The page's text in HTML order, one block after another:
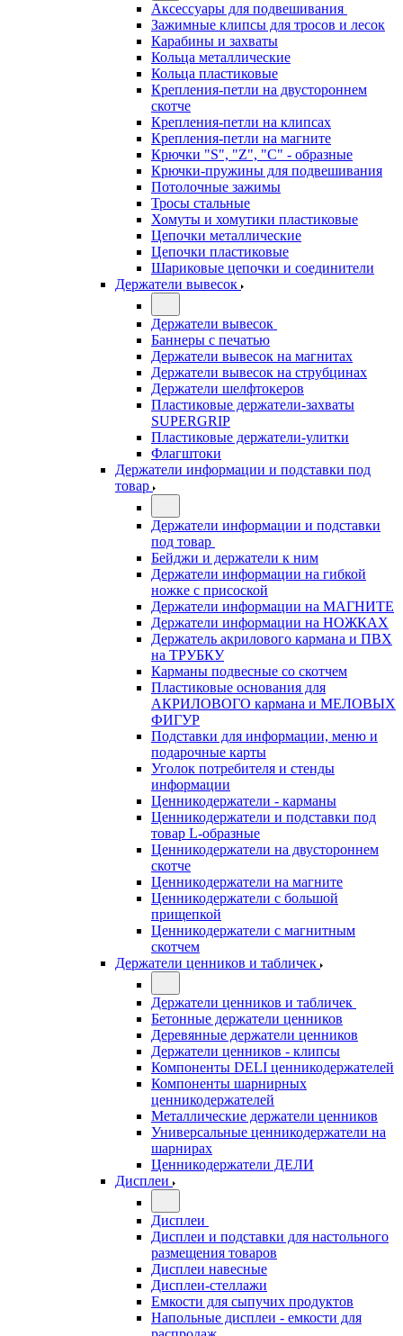
Аксессуары для подвешивания
Зажимные клипсы для тросов и лесок
Карабины и захваты
Кольца металлические
Кольца пластиковые
Крепления-петли на двустороннем
скотче
Крепления-петли на клипсах
Крепления-петли на магните
Крючки "S", "Z", "C" - образные
Крючки-пружины для подвешивания
Потолочные зажимы
Тросы стальные
Хомуты и хомутики пластиковые
Цепочки металлические
Цепочки пластиковые
Шариковые цепочки и соединители
Держатели вывесок
Держатели вывесок
Баннеры с печатью
Держатели вывесок на магнитах
Держатели вывесок на струбцинах
Держатели шелфтокеров
Пластиковые держатели-захваты
SUPERGRIP
Пластиковые держатели-улитки
Флагштоки
Держатели информации и подставки под
товар
Держатели информации и подставки
под товар
Бейджи и держатели к ним
Держатели информации на гибкой
ножке с присоской
Держатели информации на МАГНИТЕ
Держатели информации на НОЖКАХ
Держатель акрилового кармана и ПВХ
на ТРУБКУ
Карманы подвесные со скотчем
Пластиковые основания для
АКРИЛОВОГО кармана и МЕЛОВЫХ
ФИГУР
Подставки для информации, меню и
подарочные карты
Уголок потребителя и стенды
информации
Ценникодержатели - карманы
Ценникодержатели и подставки под
товар L-образные
Ценникодержатели на двустороннем
скотче
Ценникодержатели на магните
Ценникодержатели с большой
прищепкой
Ценникодержатели с магнитным
скотчем
Держатели ценников и табличек
Держатели ценников и табличек
Бетонные держатели ценников
Деревянные держатели ценников
Держатели ценников - клипсы
Компоненты DELI ценникодержателей
Компоненты шарнирных
ценникодержателей
Металлические держатели ценников
Универсальные ценникодержатели на
шарнирах
Ценникодержатели ДЕЛИ
Дисплеи
Дисплеи
Дисплеи и подставки для настольного
размещения товаров
Дисплеи навесные
Дисплеи-стеллажи
Емкости для сыпучих продуктов
Напольные дисплеи - емкости для